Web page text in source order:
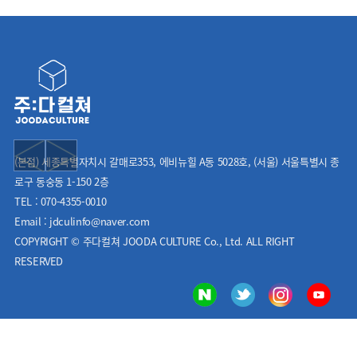
(본점) 세종특별자치시 갈매로353, 에비뉴힐 A동 5028호, (서울) 서울특별시 종
로구 동숭동 1-150 2층
TEL : 070-4355-0010
Email : jdculinfo@naver.com
COPYRIGHT © 주다컬쳐 JOODA CULTURE Co., Ltd. ALL RIGHT
RESERVED